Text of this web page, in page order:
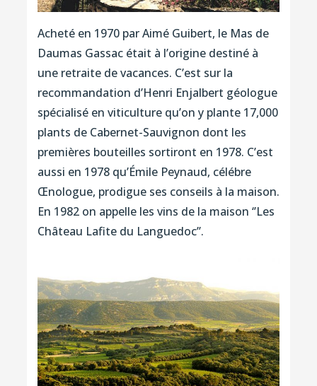
Acheté en 1970 par Aimé Guibert, le Mas de
Daumas Gassac était à l’origine destiné à
une retraite de vacances. C’est sur la
recommandation d’Henri Enjalbert géologue
spécialisé en viticulture qu’on y plante 17,000
plants de Cabernet-Sauvignon dont les
premières bouteilles sortiront en 1978. C’est
aussi en 1978 qu’Émile Peynaud, célébre
Œnologue, prodigue ses conseils à la maison.
En 1982 on appelle les vins de la maison ‘’Les
Château Lafite du Languedoc’’.